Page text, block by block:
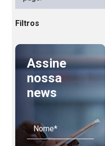
Filtros
Assine
nossa
news